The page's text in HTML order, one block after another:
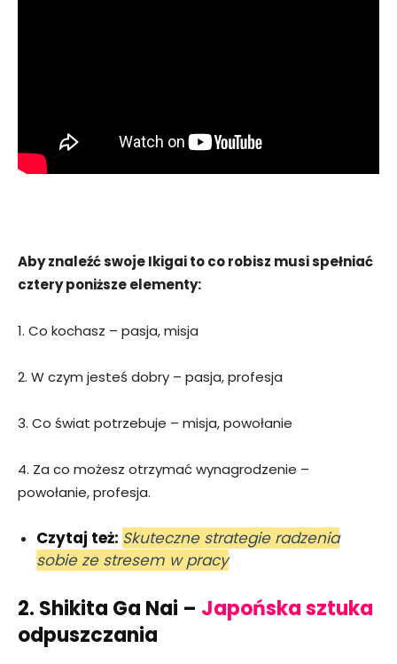
Aby znaleźć swoje Ikigai to co robisz musi spełniać
cztery poniższe elementy:
1. Co kochasz – pasja, misja
2. W czym jesteś dobry – pasja, profesja
3. Co świat potrzebuje – misja, powołanie
4. Za co możesz otrzymać wynagrodzenie –
powołanie, profesja.
Czytaj też: Skuteczne strategie radzenia
sobie ze stresem w pracy
2. Shikita Ga Nai – Japońska sztuka
odpuszczania